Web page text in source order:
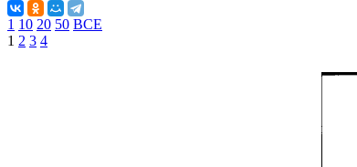
1 10 20 50 ВСЕ
1 2 3 4